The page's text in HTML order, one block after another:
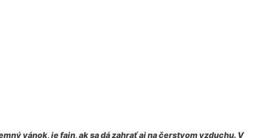
vánok, je fajn, ak sa dá zahrať aj na čerstvom vzduchu. V